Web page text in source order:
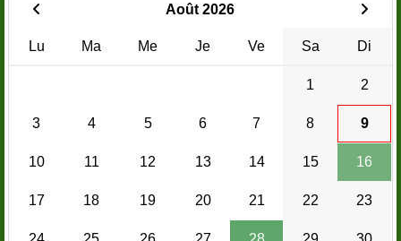
Août 2026
Lu Ma Me Je Ve Sa Di
1 2
3 4 5 6 7 8 9
10 11 12 13 14 15 16
17 18 19 20 21 22 23